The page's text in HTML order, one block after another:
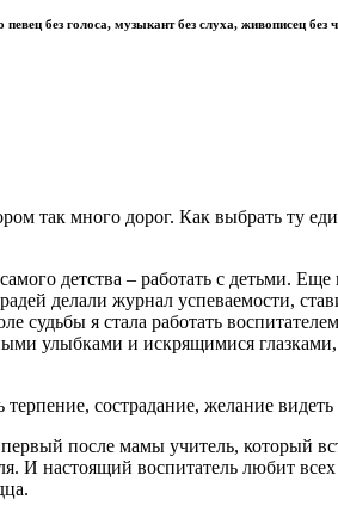
без голоса, музыкант без слуха, живописец
так много дорог. Как выбрать ту
детства – работать с детьми.
делали журнал успеваемости,
судьбы я стала работать
улыбками и искрящимися
сострадание, желание
после мамы учитель, который
И настоящий воспитатель любит